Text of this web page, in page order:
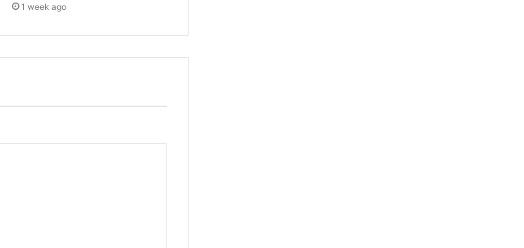
1 week ago